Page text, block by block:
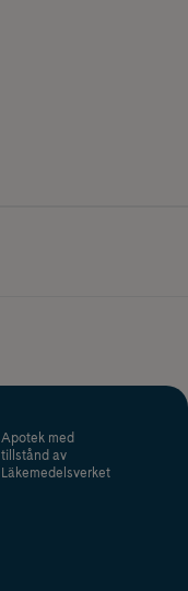
Apotek med
tillstånd av
Läkemedelsverket